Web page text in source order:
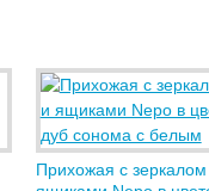
Прихожая с